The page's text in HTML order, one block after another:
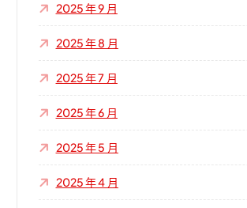
2025 年 9 月
2025 年 8 月
2025 年 7 月
2025 年 6 月
2025 年 5 月
2025 年 4 月